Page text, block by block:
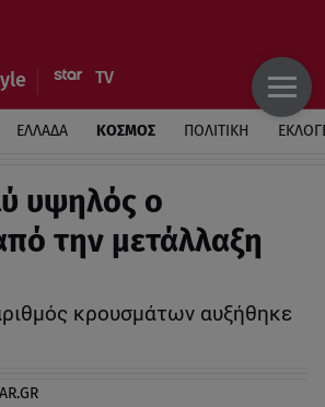
ΕΛΛΑΔΑ ΚΟΣΜΟΣ ΠΟΛΙΤΙΚΗ
υψηλός ο
την μετάλλαξη
κρουσμάτων αυξήθηκε